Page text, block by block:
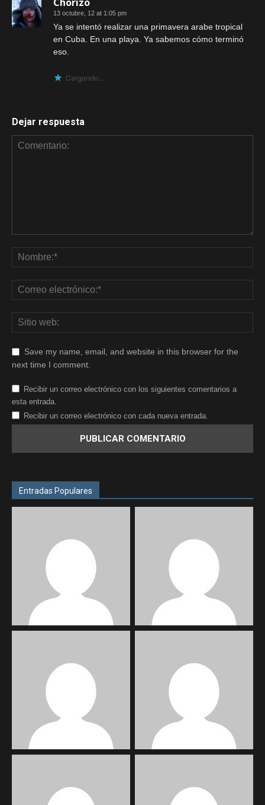
13 octubre, 12 at 1:05 pm
Ya se intentó realizar una primavera arabe tropical
en Cuba. En una playa. Ya sabemos cómo terminó
eso.
Cargando...
Dejar respuesta
Save my name, email, and website in this browser for the
next time I comment.
Recibir un correo electrónico con los siguientes comentarios a
esta entrada.
Recibir un correo electrónico con cada nueva entrada.
Entradas Populares